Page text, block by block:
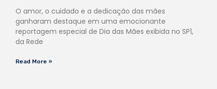
O amor, o cuidado e a dedicação das mães
ganharam destaque em uma emocionante
reportagem especial de Dia das Mães exibida no SP1,
da Rede
Read More »